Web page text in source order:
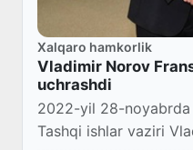
Xalqaro hamkorlik
Vladimir Norov
uchrashdi
2022-yil 28-noyabrda
Tashqi ishlar vaziri